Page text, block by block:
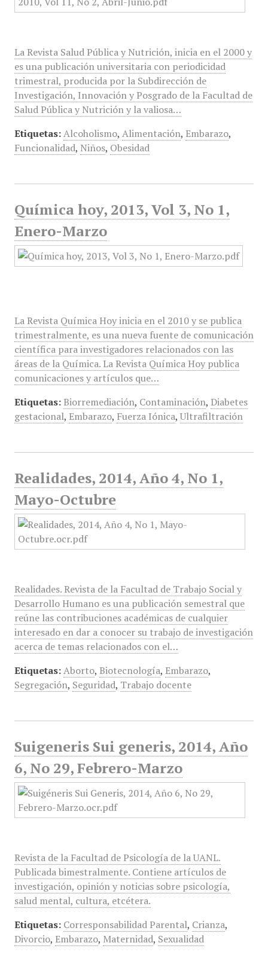
La Revista Salud Pública y Nutrición, inicia en el 2000 y
es una publicación universitaria con periodicidad
trimestral, producida por la Subdirección de
Investigación, Innovación y Posgrado de la Facultad de
Salud Pública y Nutrición y la valiosa…
Etiquetas: Alcoholismo, Alimentación, Embarazo,
Funcionalidad, Niños, Obesidad
Química hoy, 2013, Vol 3, No 1,
Enero-Marzo
La Revista Química Hoy inicia en el 2010 y se publica
trimestralmente, es una nueva fuente de comunicación
científica para investigadores relacionados con las
áreas de la Química. La Revista Química Hoy publica
comunicaciones y artículos que…
Etiquetas: Biorremediación, Contaminación, Diabetes
gestacional, Embarazo, Fuerza Iónica, Ultrafiltración
Realidades, 2014, Año 4, No 1,
Mayo-Octubre
Realidades. Revista de la Facultad de Trabajo Social y
Desarrollo Humano es una publicación semestral que
reúne las contribuciones académicas de cualquier
interesado en dar a conocer su trabajo de investigación
acerca de temas relacionados con el…
Etiquetas: Aborto, Biotecnología, Embarazo,
Segregación, Seguridad, Trabajo docente
Suigeneris Sui generis, 2014, Año
6, No 29, Febrero-Marzo
Revista de la Facultad de Psicología de la UANL.
Publicada bimestralmente. Contiene artículos de
investigación, opinión y noticias sobre psicología,
salud mental, cultura, etcétera.
Etiquetas: Corresponsabilidad Parental, Crianza,
Divorcio, Embarazo, Maternidad, Sexualidad